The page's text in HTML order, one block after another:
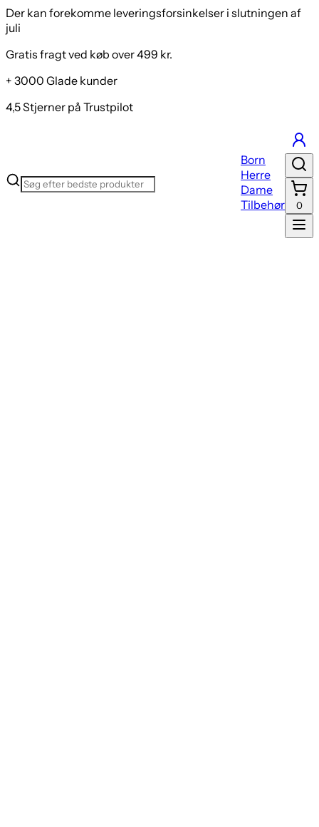
Der kan forekomme leveringsforsinkelser i slutningen af
juli
Gratis fragt ved køb over 499 kr.
+ 3000 Glade kunder
4,5 Stjerner på Trustpilot
Born
Herre
Dame
Tilbehør
0